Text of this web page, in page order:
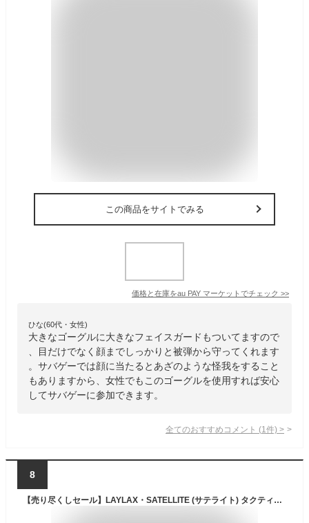
この商品をサイトでみる
価格と在庫をau PAY マーケット でチェック >>
ひな(60代・女性)
大きなゴーグルに大きなフェイスガードもついてますので
、目だけでなく顔までしっかりと被弾から守ってくれます
。サバゲーでは顔に当たるとあざのような怪我をすること
もありますから、女性でもこのゴーグルを使用すれば安心
してサバゲーに参加できます。
全てのおすすめコメント (1 件) >
8
【売り尽くしセール】LAYLAX・SATELLITE (サテライト) タクティカルグラス バックルタイプ【BK】ゴーグル ライラクス サバゲー サバイバルゲーム